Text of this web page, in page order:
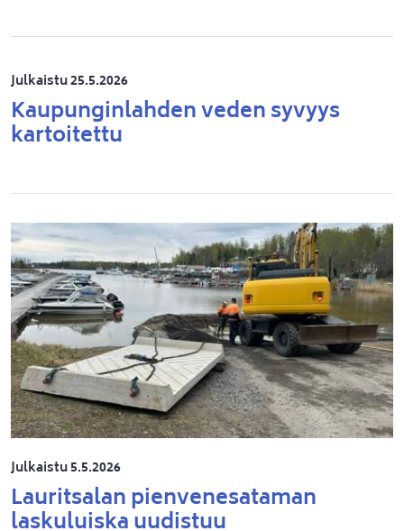
Julkaistu 25.5.2026
Kaupunginlahden veden syvyys
kartoitettu
Julkaistu 5.5.2026
Lauritsalan pienvenesataman
laskuluiska uudistuu